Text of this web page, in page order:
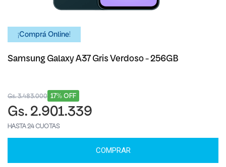
¡Comprá Online!
Samsung Galaxy A37 Gris Verdoso - 256GB
17% OFF
Gs. 3.483.000
Gs. 2.901.339
HASTA 24 CUOTAS
COMPRAR